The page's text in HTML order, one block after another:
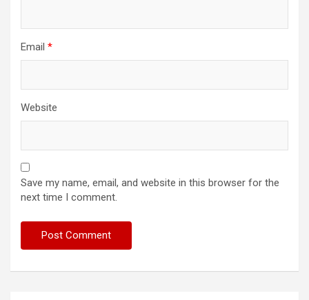
Email *
Website
Save my name, email, and website in this browser for the
next time I comment.